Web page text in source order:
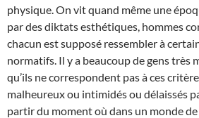
physique. On vit quand même une
par des diktats esthétiques, hommes
chacun est supposé ressembler à
normatifs. Il y a beaucoup de gens très
qu’ils ne correspondent pas à ces
malheureux ou intimidés ou délaissés
partir du moment où dans un monde